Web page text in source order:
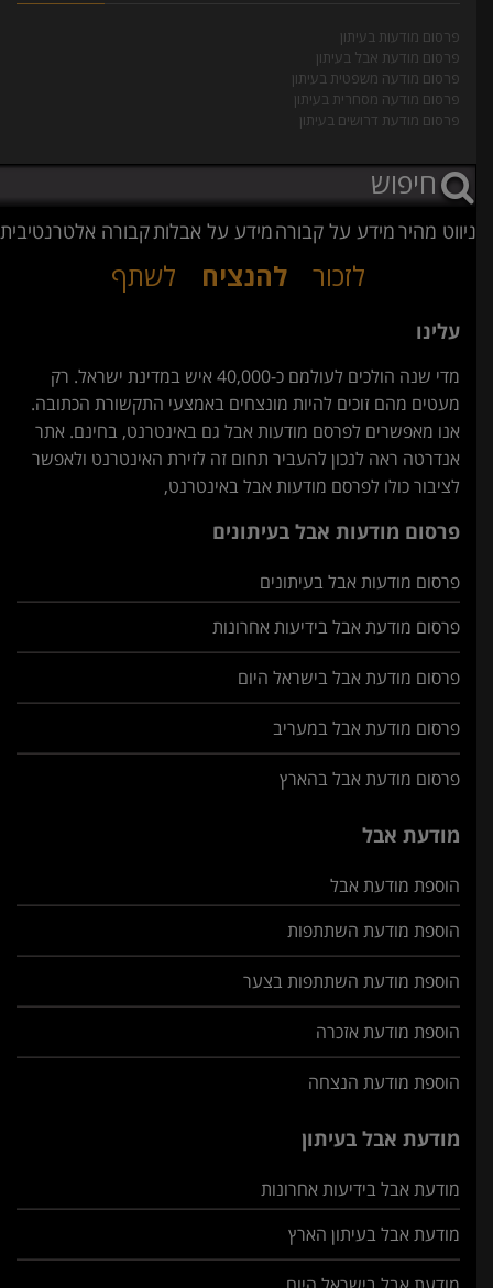
פרסום מודעות בעיתון
פרסום מודעת אבל בעיתון
פרסום מודעה משפטית בעיתון
פרסום מודעה מסחרית בעיתון
פרסום מודעת דרושים בעיתון
ניווט מהירמידע על קבורהמידע על אבלותקבורה אלטרנטיבית
לזכור להנציח לשתף
עלינו
מדי שנה הולכים לעולמם כ-40,000 איש במדינת ישראל. רק
מעטים מהם זוכים להיות מונצחים באמצעי התקשורת הכתובה.
אנו מאפשרים לפרסם מודעות אבל גם באינטרנט, בחינם. אתר
אנדרטה ראה לנכון להעביר תחום זה לזירת האינטרנט ולאפשר
לציבור כולו לפרסם מודעות אבל באינטרנט,
פרסום מודעות אבל בעיתונים
פרסום מודעות אבל בעיתונים
פרסום מודעת אבל בידיעות אחרונות
פרסום מודעת אבל בישראל היום
פרסום מודעת אבל במעריב
פרסום מודעת אבל בהארץ
מודעת אבל
הוספת מודעת אבל
הוספת מודעת השתתפות
הוספת מודעת השתתפות בצער
הוספת מודעת אזכרה
הוספת מודעת הנצחה
מודעת אבל בעיתון
מודעת אבל בידיעות אחרונות
מודעת אבל בעיתון הארץ